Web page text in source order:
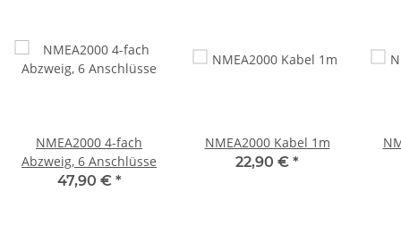
NMEA2000 4-fach
Abzweig, 6 Anschlüsse
47,90 € *
NMEA2000 Kabel 1m
22,90 € *